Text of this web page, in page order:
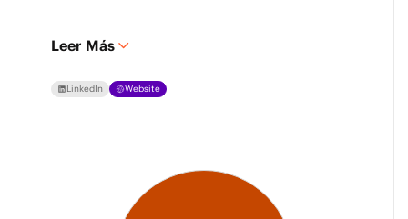
Leer Más
LinkedIn Website